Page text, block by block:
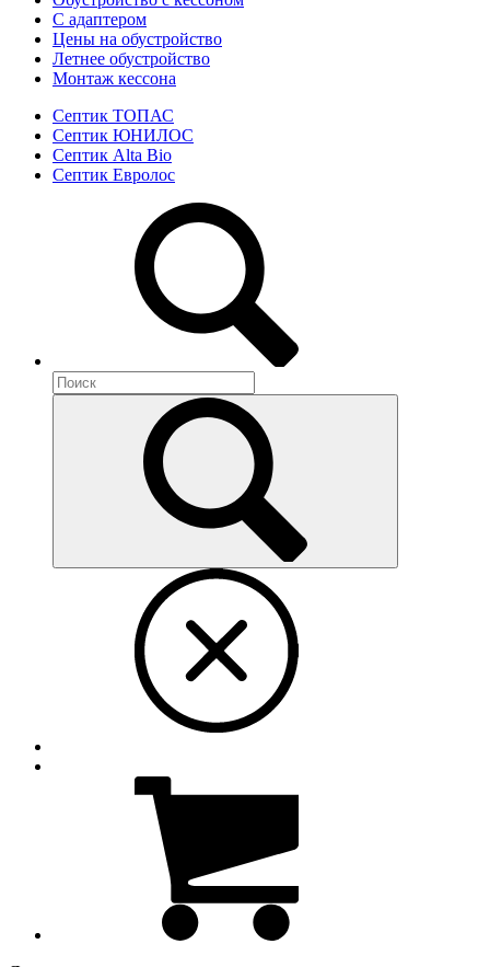
С адаптером
Цены на обустройство
Летнее обустройство
Монтаж кессона
Септик ТОПАС
Септик ЮНИЛОС
Септик Alta Bio
Септик Евролос